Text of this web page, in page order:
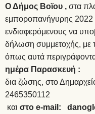
Ο Δήμος Βοϊου ,στα
εμποροπανήγυρης 2022
ενδιαφερόμενους να
δήλωση συμμετοχής, με
όπως αυτά
ημέρα Παρασκευή :
δια ζώσης, στο
2465350112
και στοe-mail: